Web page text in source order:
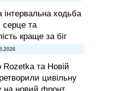
інтервальна ходьба
серце та
краще за біг
та Новій
цивільну